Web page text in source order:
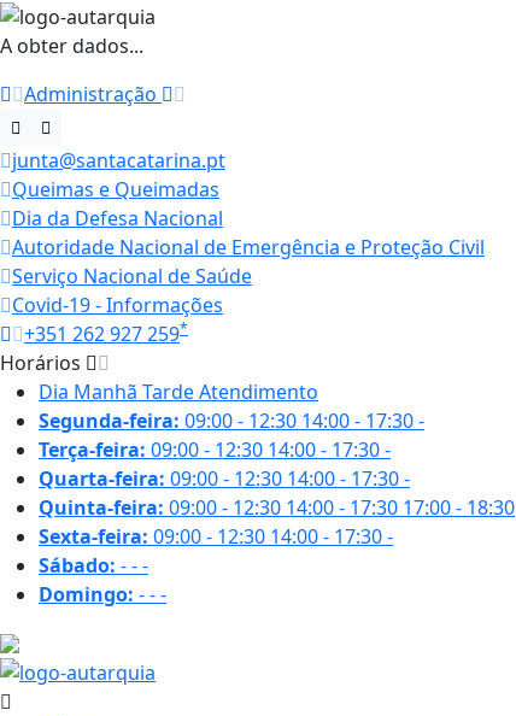
A obter dados...
Administração
junta@santacatarina.pt
Queimas e Queimadas
Dia da Defesa Nacional
Autoridade Nacional de Emergência e Proteção Civil
Serviço Nacional de Saúde
Covid-19 - Informações
+351 262 927 259*
Horários
Dia Manhã TardeAtendimento
Segunda-feira: 09:00 - 12:30 14:00 - 17:30-
Terça-feira: 09:00 - 12:30 14:00 - 17:30-
Quarta-feira: 09:00 - 12:30 14:00 - 17:30-
Quinta-feira: 09:00 - 12:30 14:00 - 17:30 17:00 - 18:30
Sexta-feira: 09:00 - 12:30 14:00 - 17:30-
Sábado: ---
Domingo: ---